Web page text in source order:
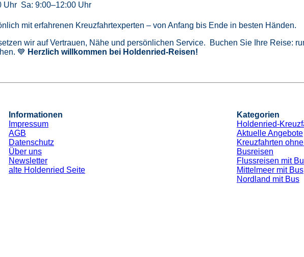
Uhr Sa: 9:00–12:00 Uhr
mit erfahrenen Kreuzfahrtexperten – von Anfang bis Ende in besten Händen.
wir auf Vertrauen, Nähe und persönlichen Service. Buchen Sie Ihre Reise:
💙 Herzlich willkommen bei Holdenried-Reisen!
Informationen
Impressum
AGB
Datenschutz
Über uns
Newsletter
alte Holdenried Seite
Kategorien
Holdenried-
Aktuelle Angebote
Kreuzfahrten
Busreisen
Flussreisen mit
Mittelmeer mit Bus
Nordland mit Bus